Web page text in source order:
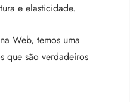
e elasticidade.
Web, temos uma
que são verdadeiros